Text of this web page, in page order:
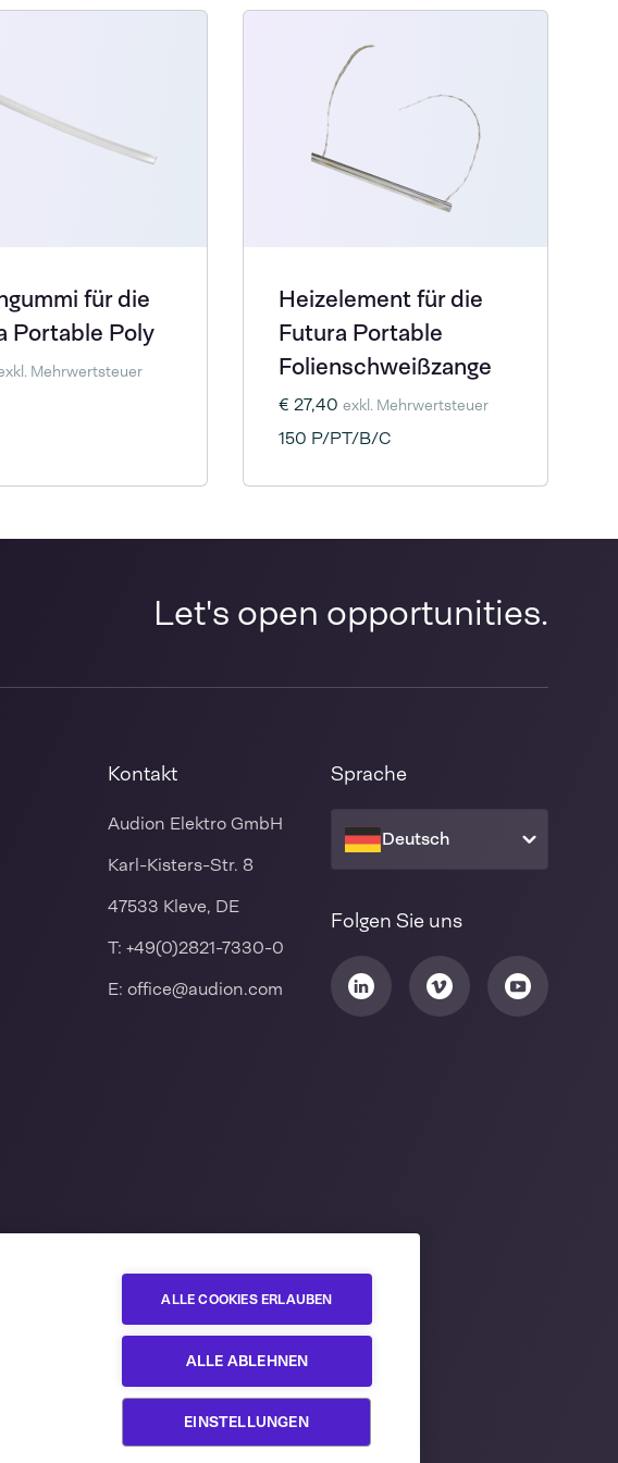
ALLE COOKIES ERLAUBEN
ALLE ABLEHNEN
EINSTELLUNGEN
für die
Portable Poly
Mehrwertsteuer
Heizelement für die
Futura Portable
Folienschweißzange
€ 27,40exkl. Mehrwertsteuer
150 P/PT/B/C
Let's open opportunities.
Kontakt
Audion Elektro GmbH
Karl-Kisters-Str. 8
47533 Kleve, DE
T: +49(0)2821-7330-0
E: office@audion.com
Sprache
Deutsch
Folgen Sie uns